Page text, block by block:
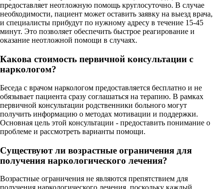
предоставляет неотложную помощь круглосуточно. В случае
необходимости, пациент может оставить заявку на выезд врача,
и специалисты прибудут по нужному адресу в течение 15-45
минут. Это позволяет обеспечить быстрое реагирование и
оказание неотложной помощи в случаях.
Какова стоимость первичной консультации с
наркологом?
Беседа с врачом наркологом предоставляется бесплатно и не
обязывает пациента сразу соглашаться на терапию. В рамках
первичной консультации родственники больного могут
получить информацию о методах мотивации и поддержки.
Основная цель этой консультации - предоставить понимание о
проблеме и рассмотреть варианты помощи.
Существуют ли возрастные ограничения для
получения наркологического лечения?
Возрастные ограничения не являются препятствием для